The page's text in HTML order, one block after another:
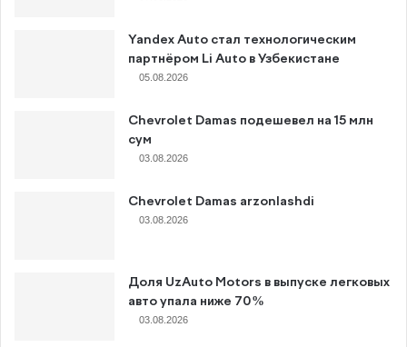
Yandex Auto стал технологическим
партнёром Li Auto в Узбекистане
05.08.2026
Chevrolet Damas подешевел на 15 млн
сум
03.08.2026
Chevrolet Damas arzonlashdi
03.08.2026
Доля UzAuto Motors в выпуске легковых
авто упала ниже 70%
03.08.2026